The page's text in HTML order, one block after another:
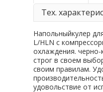
Тех.
Напольныйкулер
L/HLN с
охлаждения. черно-
строг в своем
своим правилам.
удовольствие от